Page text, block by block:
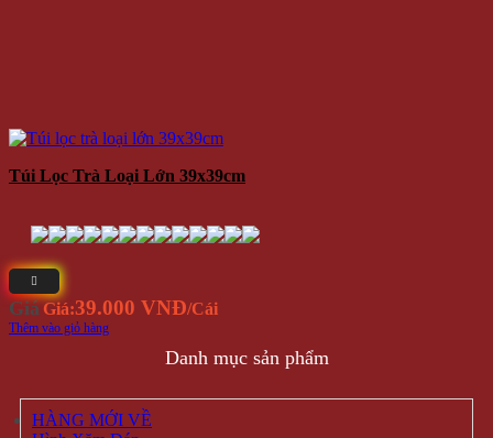
Túi Lọc Trà Loại Lớn 39x39cm
Giá Giá:39.000 VNĐ/Cái
Thêm vào giỏ hàng
Danh mục sản phẩm
HÀNG MỚI VỀ